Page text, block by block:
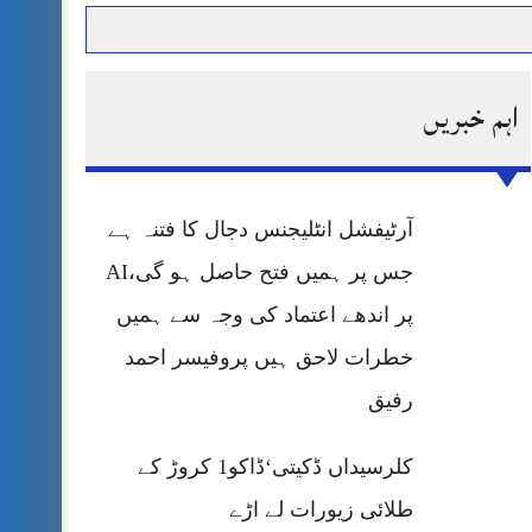
پر قربان
پریس کانفرنس
اہم خبریں
آرٹیفشل انٹلیجنس دجال کا فتنہ ہے
جس پر ہمیں فتح حاصل ہو گی،AI
پر اندھے اعتماد کی وجہ سے ہمیں
خطرات لاحق ہیں پروفیسر احمد
رفیق
کلرسیداں ڈکیتی‘ڈاکو1 کروڑ کے
طلائی زیورات لے اڑے